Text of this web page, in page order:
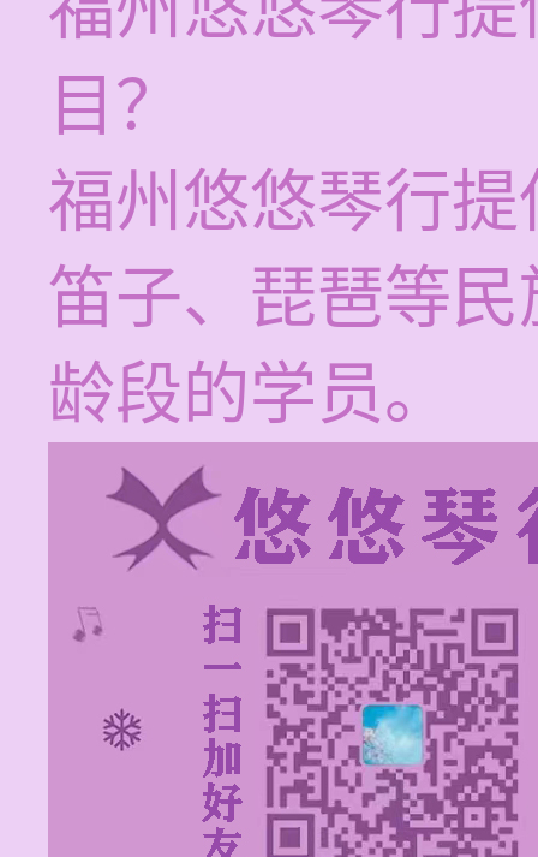
目？
福州悠悠琴行
笛子、琵琶等
龄段的学员。